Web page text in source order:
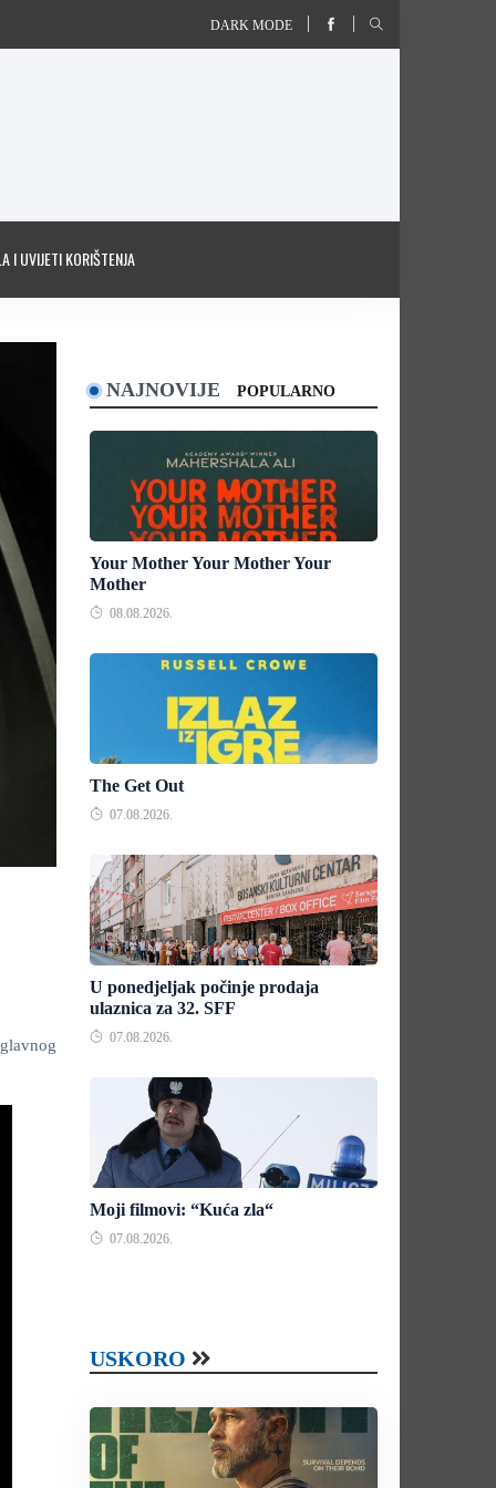
DARK MODE
I UVIJETI KORIŠTENJA
NAJNOVIJE POPULARNO
Your Mother Your Mother Your
Mother
08.08.2026.
The Get Out
07.08.2026.
U ponedjeljak počinje prodaja
ulaznica za 32. SFF
07.08.2026.
Moji filmovi: “Kuća zla“
07.08.2026.
USKORO